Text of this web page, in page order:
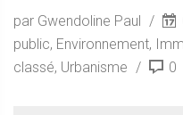
par Gwendoline Paul
public, Environnement,
classé, Urbanisme 0